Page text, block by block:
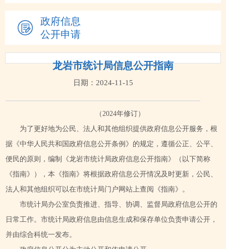
政府信息
公开申请
龙岩市统计局信息公开指南
日期：2024-11-15
（2024年修订）
为了更好地为公民、法人和其他组织提供政府信息公开服务，根
据《中华人民共和国政府信息公开条例》的规定，遵循公正、公平、
便民的原则，编制《龙岩市统计局政府信息公开指南》（以下简称
《指南》），本《指南》将根据政府信息公开情况及时更新，公民、
法人和其他组织可以在市统计局门户网站上查阅《指南》。
市统计局办公室负责推进、指导、协调、监督局政府信息公开的
日常工作。市统计局政府信息由信息生成和保存单位负责申请公开，
并由综合科统一发布。